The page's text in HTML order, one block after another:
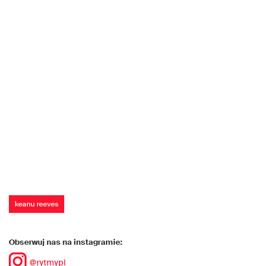
keanu reeves
Obserwuj nas na instagramie:
@rytmypl